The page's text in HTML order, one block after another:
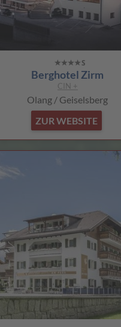
Berghotel Zirm
CIN +
Olang / Geiselsberg
ZUR WEBSITE